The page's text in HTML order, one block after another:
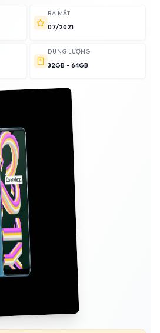
RA MẮT
07/2021
DUNG LƯỢNG
32GB - 64GB